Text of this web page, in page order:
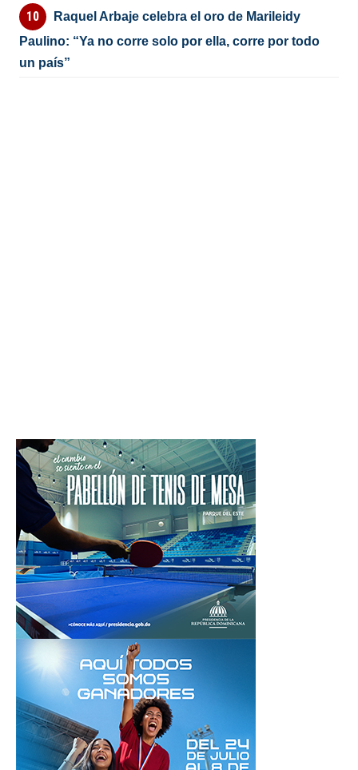
Raquel Arbaje celebra el oro de Marileidy
Paulino: “Ya no corre solo por ella, corre por todo
un país”